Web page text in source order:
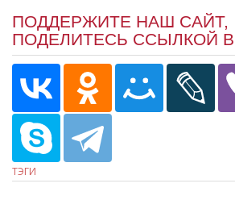
ПОДДЕРЖИТЕ НАШ САЙТ,
ПОДЕЛИТЕСЬ ССЫЛКОЙ
ТЭГИ